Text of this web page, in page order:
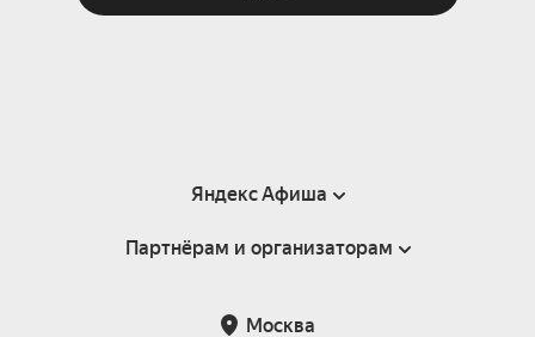
Яндекс Афиша
Справка
Подарочные сертификаты
Партнёрам и организаторам
Москва